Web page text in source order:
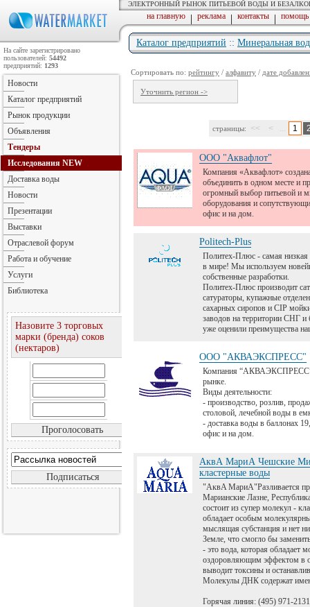
ЭЛЕКТРОННЫЙ РЫНОК ПИТЬЕВОЙ ВОДЫ И
на главную | реклама | контакты | помощь
Каталог предприятий :: Минеральная
Сортировать по: рейтингу / алфавиту / дате
Уточнить регион ->
страницы: << < ... 1
ООО "Аквафлот"
Компания «Аквафлот»
объединить в одном месте и
огромный выбор питьевой и
оборудования и
офис и на дом.
Politech-Plus
Политех-Плюс - самая низкая
в мире! Мы используем
собственные разработки.
Политех-Плюс производит
сатураторы, купажные
сахарных сиропов и CIP
заводов на территории СНГ и
уже оценили преимущества
ООО "АКВАЭКСПРЕСС"
Компания “АКВАЭКСПРЕСС”
рынке.
Виды деятельности:
- производство, розлив,
столовой, лечебной воды в
- доставка воды в баллонах
офис и на дом.
АквА МариА Чешские
кластерные воды
"AквA MариA"Разливается
Марианские Лазне,
состоит из супер молекул -
обладает особым
мыслящая субстанция и нет
Земле, что смогло бы
- это вода, которая обладает
оздоровляющим эффектом в
выводит токсины и
Молекулы ДНК содержат
Горячая линия: (495) 971-2131
На сайте зарегистрировано
пользователей: 54492
предприятий: 1293
Новости
Каталог предприятий
Рынок продукции
Объявления
Тендеры
Исследования NEW
Доставка воды
Новости
Презентации
Выставки
Отраслевой форум
Работа и обучение
Услуги
Библиотека
Назовите 3 торговых
марки (бренда) соков
(нектаров)